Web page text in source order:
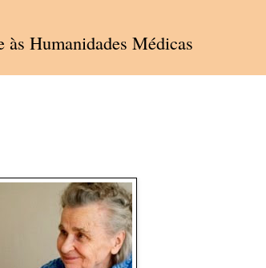
Humanidades Médicas